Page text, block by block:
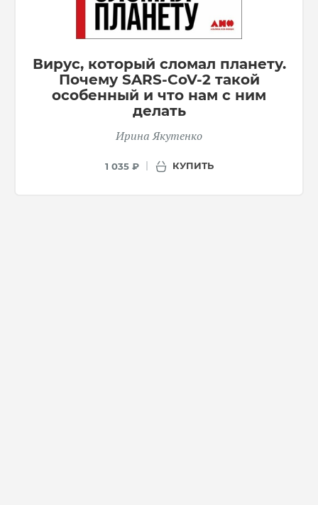
Вирус, который сломал планету.
Почему SARS-CoV-2 такой
особенный и что нам с ним
делать
Ирина Якутенко
1 035 ₽ КУПИТЬ